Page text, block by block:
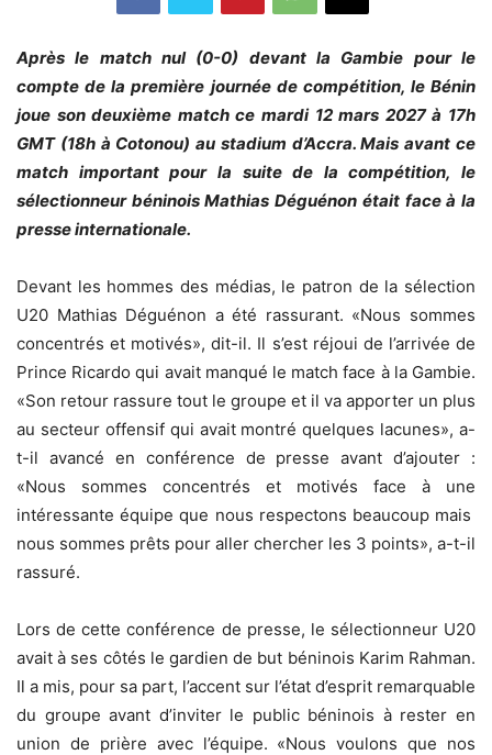
Après le match nul (0-0) devant la Gambie pour le
compte de la première journée de compétition, le Bénin
joue son deuxième match ce mardi 12 mars 2027 à 17h
GMT (18h à Cotonou) au stadium d’Accra. Mais avant ce
match important pour la suite de la compétition, le
sélectionneur béninois Mathias Déguénon était face à la
presse internationale.
Devant les hommes des médias, le patron de la sélection
U20 Mathias Déguénon a été rassurant. «Nous sommes
concentrés et motivés», dit-il. Il s’est réjoui de l’arrivée de
Prince Ricardo qui avait manqué le match face à la Gambie.
«Son retour rassure tout le groupe et il va apporter un plus
au secteur offensif qui avait montré quelques lacunes», a-
t-il avancé en conférence de presse avant d’ajouter :
«Nous sommes concentrés et motivés face à une
intéressante équipe que nous respectons beaucoup mais
nous sommes prêts pour aller chercher les 3 points», a-t-il
rassuré.
Lors de cette conférence de presse, le sélectionneur U20
avait à ses côtés le gardien de but béninois Karim Rahman.
Il a mis, pour sa part, l’accent sur l’état d’esprit remarquable
du groupe avant d’inviter le public béninois à rester en
union de prière avec l’équipe. «Nous voulons que nos